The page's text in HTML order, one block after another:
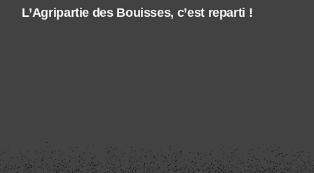
L’Agripartie des Bouisses, c’est reparti !